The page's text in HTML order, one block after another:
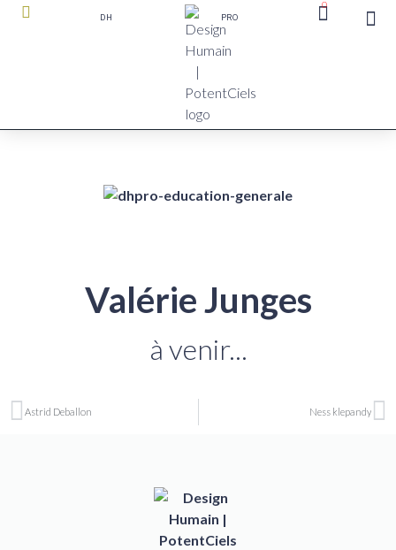
DH PRO
0
Valérie Junges
à venir...
Astrid Deballon Ness klepandy